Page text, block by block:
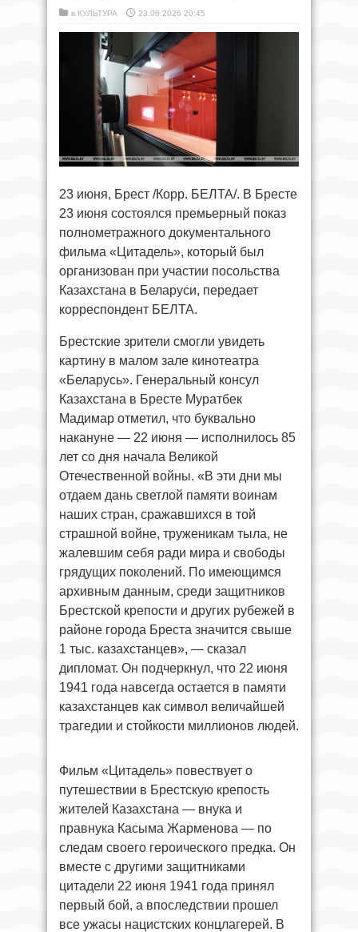
в КУЛЬТУРА 23.06.2026 20:45
23 июня, Брест /Корр. БЕЛТА/. В Бресте
23 июня состоялся премьерный показ
полнометражного документального
фильма «Цитадель», который был
организован при участии посольства
Казахстана в Беларуси, передает
корреспондент БЕЛТА.
Брестские зрители смогли увидеть
картину в малом зале кинотеатра
«Беларусь». Генеральный консул
Казахстана в Бресте Муратбек
Мадимар отметил, что буквально
накануне — 22 июня — исполнилось 85
лет со дня начала Великой
Отечественной войны. «В эти дни мы
отдаем дань светлой памяти воинам
наших стран, сражавшихся в той
страшной войне, труженикам тыла, не
жалевшим себя ради мира и свободы
грядущих поколений. По имеющимся
архивным данным, среди защитников
Брестской крепости и других рубежей в
районе города Бреста значится свыше
1 тыс. казахстанцев», — сказал
дипломат. Он подчеркнул, что 22 июня
1941 года навсегда остается в памяти
казахстанцев как символ величайшей
трагедии и стойкости миллионов людей.
Фильм «Цитадель» повествует о
путешествии в Брестскую крепость
жителей Казахстана — внука и
правнука Касыма Жарменова — по
следам своего героического предка. Он
вместе с другими защитниками
цитадели 22 июня 1941 года принял
первый бой, а впоследствии прошел
все ужасы нацистских концлагерей. В